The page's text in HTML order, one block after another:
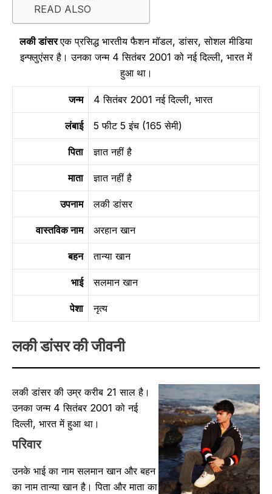
READ ALSO
लकी डांसरएक प्रसिद्ध भारतीय फैशन मॉडल, डांसर, सोशल मीडिया
इन्फ्लुएंसर है। उनका जन्म 4 सितंबर 2001 को नई दिल्ली, भारत में
हुआ था।
जन्म 4 सितंबर 2001 नई दिल्ली, भारत
लंबाई 5 फीट 5 इंच (165 सेमी)
पिता ज्ञात नहीं है
माता ज्ञात नहीं है
उपनाम लकी डांसर
वास्तविक नाम अरहान खान
बहन तान्या खान
भाई सलमान खान
पेशा नृत्य
लकी डांसर की जीवनी
लकी डांसर की उम्र करीब 21 साल है।
उनका जन्म 4 सितंबर 2001 को नई
दिल्ली, भारत में हुआ था।
परिवार
उनके भाई का नाम सलमान खान और बहन
का नाम तान्या खान है। पिता और माता का